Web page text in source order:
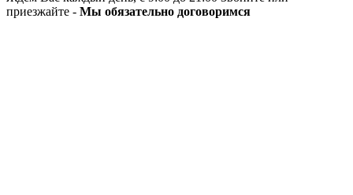
приезжайте - Мы обязательно договоримся